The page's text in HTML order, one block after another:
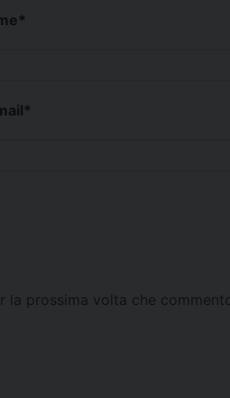
*
*
prossima volta che